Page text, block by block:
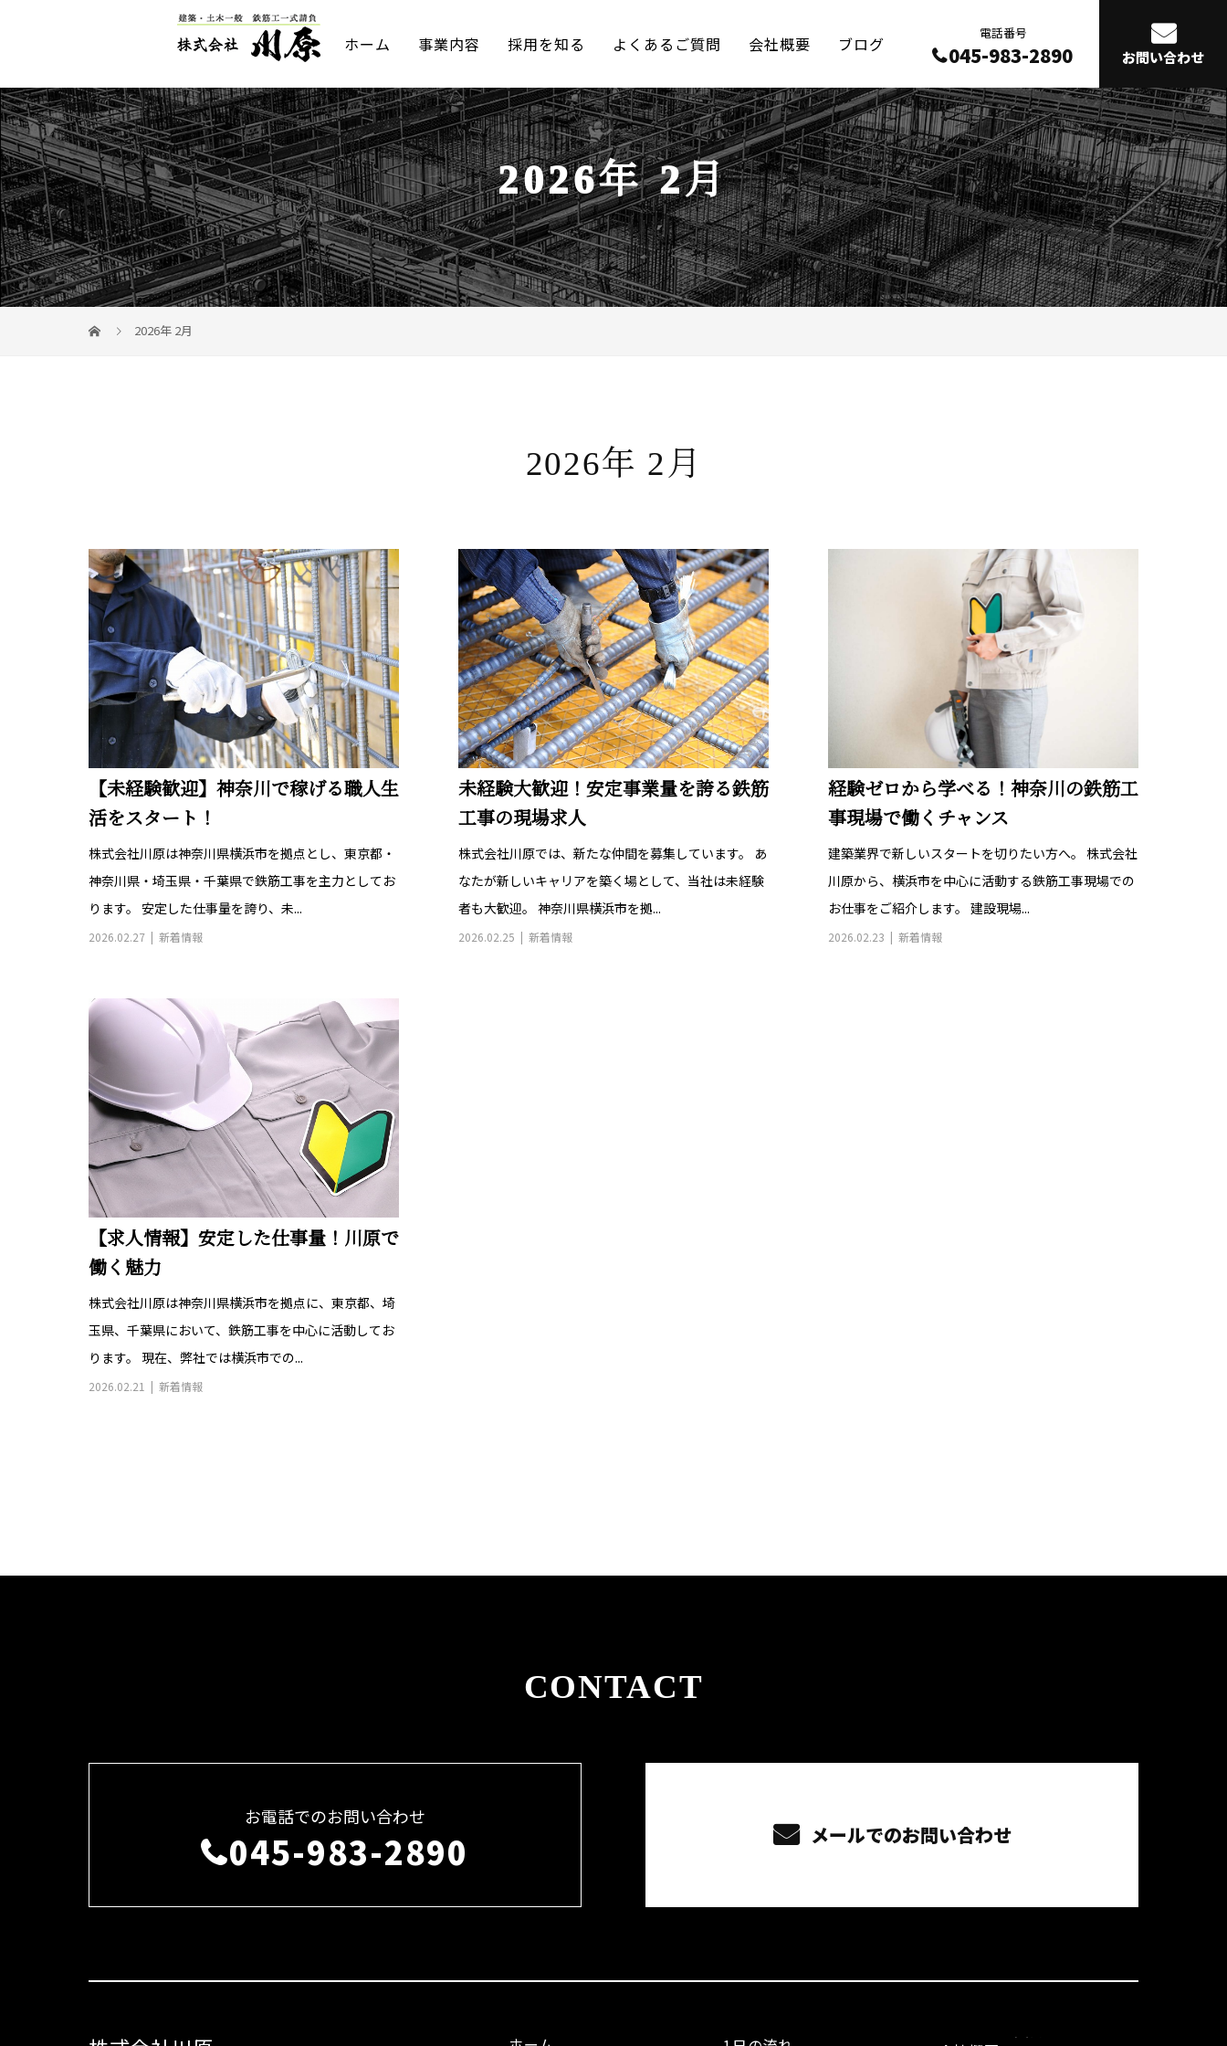
ホーム 事業内容 採用を知る よくあるご質問 会社概要 ブログ 電話番号
045-983-2890 お問い合わせ
2026年 2月
2026年 2月
2026年 2月
【未経験歓迎】神奈川で稼げる職人生
活をスタート！
株式会社川原は神奈川県横浜市を拠点とし、東京都・
神奈川県・埼玉県・千葉県で鉄筋工事を主力としてお
ります。 安定した仕事量を誇り、未...
2026.02.27 新着情報
未経験大歓迎！安定事業量を誇る鉄筋
工事の現場求人
株式会社川原では、新たな仲間を募集しています。 あ
なたが新しいキャリアを築く場として、当社は未経験
者も大歓迎。 神奈川県横浜市を拠...
2026.02.25 新着情報
経験ゼロから学べる！神奈川の鉄筋工
事現場で働くチャンス
建築業界で新しいスタートを切りたい方へ。 株式会社
川原から、横浜市を中心に活動する鉄筋工事現場での
お仕事をご紹介します。 建設現場...
2026.02.23 新着情報
【求人情報】安定した仕事量！川原で
働く魅力
株式会社川原は神奈川県横浜市を拠点に、東京都、埼
玉県、千葉県において、鉄筋工事を中心に活動してお
ります。 現在、弊社では横浜市での...
2026.02.21 新着情報
CONTACT
お電話でのお問い合わせ
045-983-2890 メールでのお問い合わせ